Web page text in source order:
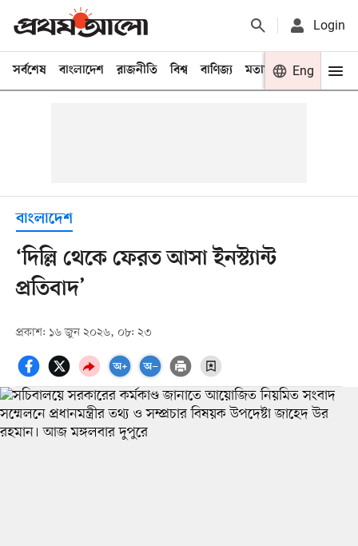
Login
সর্বশেষ বাংলাদেশ রাজনীতি বিশ্ব বাণিজ্য মতামত খেলা
Eng
বাংলাদেশ
‘দিল্লি থেকে ফেরত আসা ইনস্ট্যান্ট
প্রতিবাদ’
প্রকাশ: ১৬ জুন ২০২৬, ০৮: ২৩